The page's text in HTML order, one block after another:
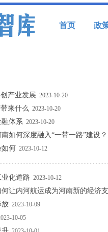
首页 政
产业发展 2023-10-20
来什么 2023-10-20
融体系 2023-10-20
南如何深度融入“一带一路”建设？
如何 2023-10-12
化道路 2023-10-12
何让内河航运成为河南新的经济
放 2023-10-09
10-05